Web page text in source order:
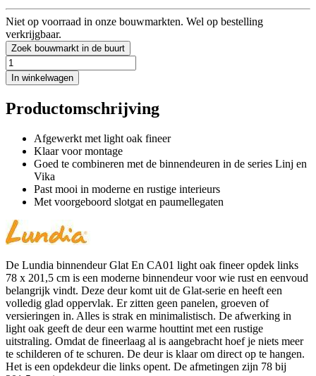
Niet op voorraad in onze bouwmarkten. Wel op bestelling
verkrijgbaar.
Zoek bouwmarkt in de buurt
In winkelwagen
Productomschrijving
Afgewerkt met light oak fineer
Klaar voor montage
Goed te combineren met de binnendeuren in de series Linj en
Vika
Past mooi in moderne en rustige interieurs
Met voorgeboord slotgat en paumellegaten
De Lundia binnendeur Glat En CA01 light oak fineer opdek links
78 x 201,5 cm is een moderne binnendeur voor wie rust en eenvoud
belangrijk vindt. Deze deur komt uit de Glat-serie en heeft een
volledig glad oppervlak. Er zitten geen panelen, groeven of
versieringen in. Alles is strak en minimalistisch. De afwerking in
light oak geeft de deur een warme houttint met een rustige
uitstraling. Omdat de fineerlaag al is aangebracht hoef je niets meer
te schilderen of te schuren. De deur is klaar om direct op te hangen.
Het is een opdekdeur die links opent. De afmetingen zijn 78 bij